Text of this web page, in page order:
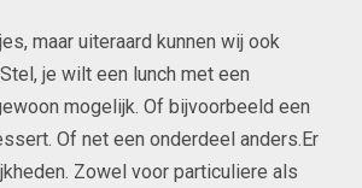
maar uiteraard kunnen wij ook
je wilt een lunch met een
mogelijk. Of bijvoorbeeld een
Of net een onderdeel anders.Er
Zowel voor particuliere als